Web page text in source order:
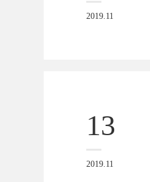
2019.11
13
2019.11